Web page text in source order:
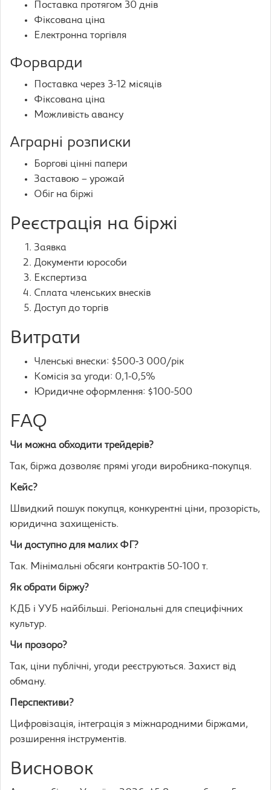
Поставка протягом 30 днів
Фіксована ціна
Електронна торгівля
Форварди
Поставка через 3-12 місяців
Фіксована ціна
Можливість авансу
Аграрні розписки
Боргові цінні папери
Заставою – урожай
Обіг на біржі
Реєстрація на біржі
Заявка
Документи юрособи
Експертиза
Сплата членських внесків
Доступ до торгів
Витрати
Членські внески: $500-3 000/рік
Комісія за угоди: 0,1-0,5%
Юридичне оформлення: $100-500
FAQ
Чи можна обходити трейдерів?
Так, біржа дозволяє прямі угоди виробника-покупця.
Кейс?
Швидкий пошук покупця, конкурентні ціни, прозорість,
юридична захищеність.
Чи доступно для малих ФГ?
Так. Мінімальні обсяги контрактів 50-100 т.
Як обрати біржу?
КДБ і УУБ найбільші. Регіональні для специфічних
культур.
Чи прозоро?
Так, ціни публічні, угоди реєструються. Захист від
обману.
Перспективи?
Цифровізація, інтеграція з міжнародними біржами,
розширення інструментів.
Висновок